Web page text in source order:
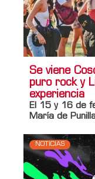
Se viene
puro rock y
experiencia
El 15 y 16 de
María de
NOTICIAS